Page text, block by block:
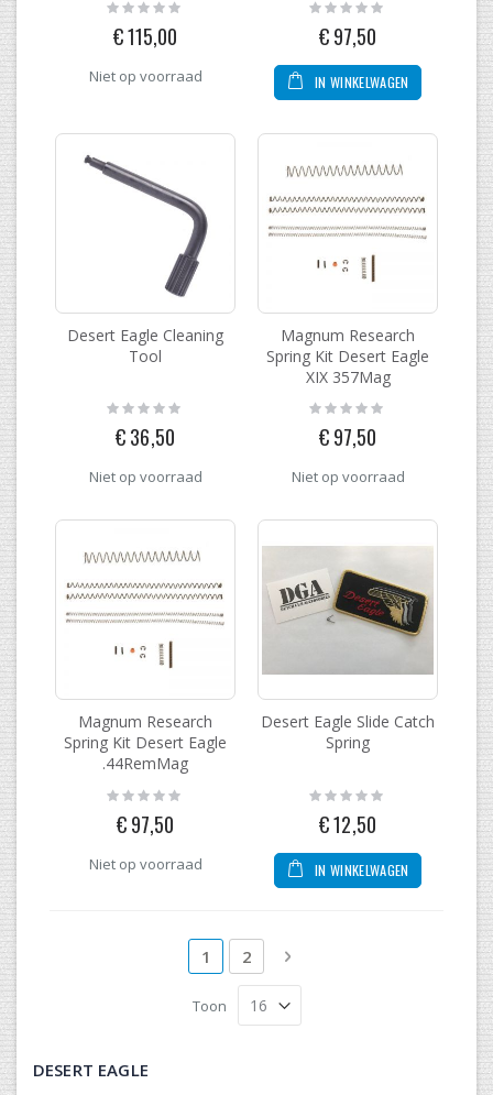
Rating:
0%
€ 115,00
Niet op voorraad
Rating:
0%
€ 97,50
IN WINKELWAGEN
Desert Eagle Cleaning
Tool
Rating:
0%
€ 36,50
Niet op voorraad
Magnum Research
Spring Kit Desert Eagle
XIX 357Mag
Rating:
0%
€ 97,50
Niet op voorraad
Magnum Research
Spring Kit Desert Eagle
.44RemMag
Rating:
0%
€ 97,50
Niet op voorraad
Desert Eagle Slide Catch
Spring
Rating:
0%
€ 12,50
IN WINKELWAGEN
Pagina
U lees momenteel pagina
1 Pagina
2 Pagina
Volgende
Toon
DESERT EAGLE